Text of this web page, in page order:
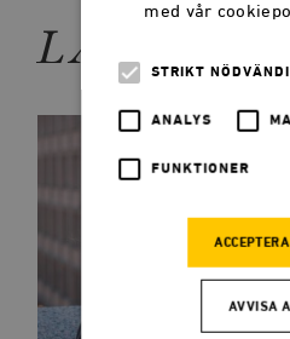
LÄS MER
med vår
STRIKT
ANALYS
FUNKTIONER
AVVISA